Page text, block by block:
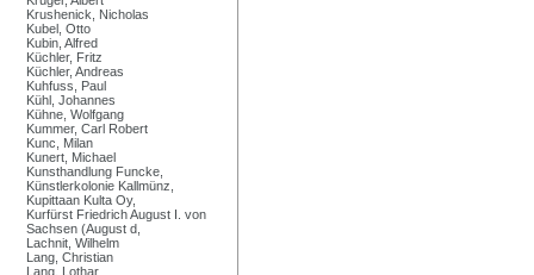
Krushenick, Nicholas
Kubel, Otto
Kubin, Alfred
Küchler, Fritz
Küchler, Andreas
Kuhfuss, Paul
Kühl, Johannes
Kühne, Wolfgang
Kummer, Carl Robert
Kunc, Milan
Kunert, Michael
Kunsthandlung Funcke,
Künstlerkolonie Kallmünz,
Kupittaan Kulta Oy,
Kurfürst Friedrich August I. von
Sachsen (August d,
Lachnit, Wilhelm
Lang, Christian
Lang, Lothar